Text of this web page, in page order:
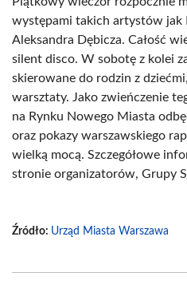
występami takich artystów jak
Aleksandra Dębicza. Całość
silent disco. W sobotę z kolei
skierowane do rodzin z
warsztaty. Jako zwieńczenie
na Rynku Nowego Miasta
oraz pokazy warszawskiego
wielką mocą. Szczegółowe
stronie organizatorów, Grupy
Źródło: Urząd Miasta Warszawa